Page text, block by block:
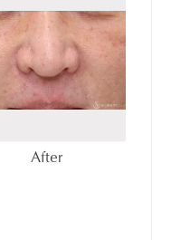
After